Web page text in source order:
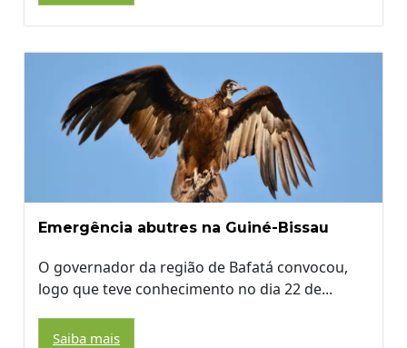
Emergência abutres na Guiné-Bissau
O governador da região de Bafatá convocou,
logo que teve conhecimento no dia 22 de...
Saiba mais